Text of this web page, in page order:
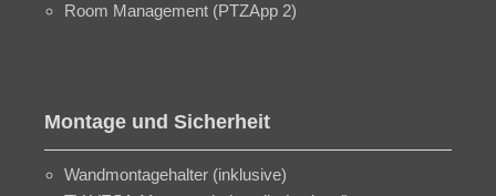
Room Management (PTZApp 2)
Montage und Sicherheit
Wandmontagehalter (inklusive)